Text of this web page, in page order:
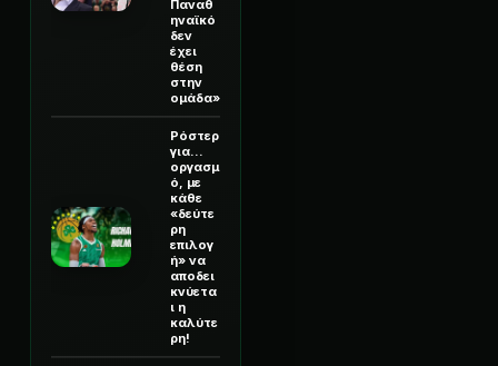
Παναθ
ηναϊκό
δεν
έχει
θέση
στην
ομάδα»
Ρόστερ
για...
οργασμ
ό, με
κάθε
«δεύτε
ρη
επιλογ
ή» να
αποδει
κνύετα
ι η
καλύτε
ρη!